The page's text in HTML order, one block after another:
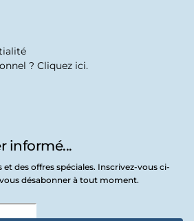
informé...
des offres spéciales. Inscrivez-vous ci-
désabonner à tout moment.
? Cliquez ici.